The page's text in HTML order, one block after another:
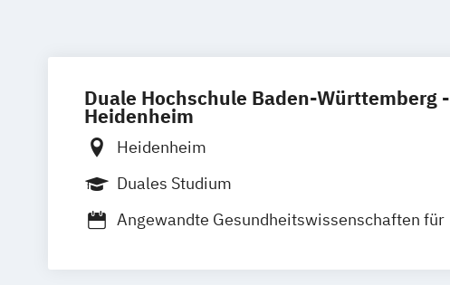
Duale Hochschule Baden-Württemberg -
Heidenheim
Heidenheim
Duales Studium
Angewandte Gesundheitswissenschaften für
Interprofessionelle Gesundheitsversorgung